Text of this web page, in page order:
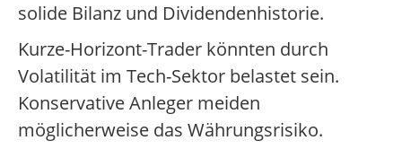
solide Bilanz und Dividendenhistorie.
Kurze-Horizont-Trader könnten durch
Volatilität im Tech-Sektor belastet sein.
Konservative Anleger meiden
möglicherweise das Währungsrisiko.